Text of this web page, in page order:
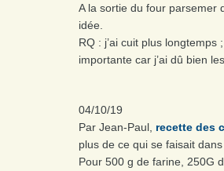
A la sortie du four
idée.
RQ : j’ai cuit plus
importante car j’ai dû bien
04/10/19
Par Jean-Paul, recette des
plus de ce qui se faisait
Pour 500 g de farine, 250G